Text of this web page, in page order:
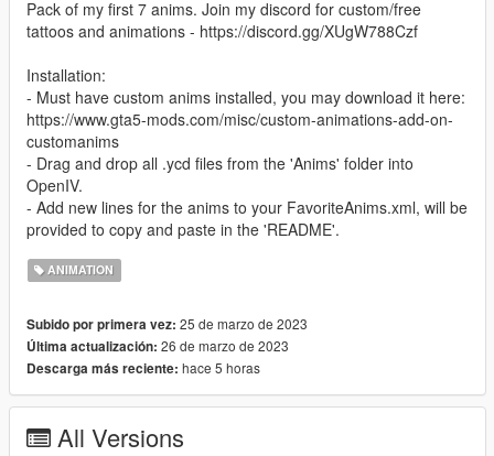
Pack of my first 7 anims. Join my discord for custom/free
tattoos and animations - https://discord.gg/XUgW788Czf
Installation:
- Must have custom anims installed, you may download it here:
https://www.gta5-mods.com/misc/custom-animations-add-on-
customanims
- Drag and drop all .ycd files from the 'Anims' folder into
OpenIV.
- Add new lines for the anims to your FavoriteAnims.xml, will be
provided to copy and paste in the 'README'.
ANIMATION
Subido por primera vez: 25 de marzo de 2023
Última actualización: 26 de marzo de 2023
Descarga más reciente: hace 5 horas
All Versions